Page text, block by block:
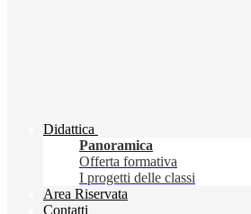
Didattica
Panoramica
Offerta formativa
I progetti delle classi
Area Riservata
Contatti